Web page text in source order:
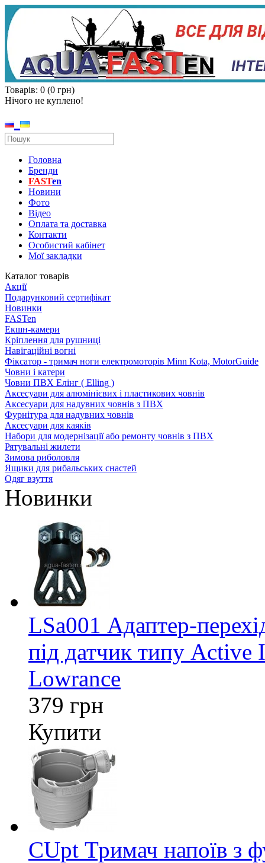
Товарів: 0 (0 грн)
Нічого не куплено!
Головна
Бренди
FASTen
Новини
Фото
Відео
Оплата та доставка
Контакти
Особистий кабінет
Мої закладки
Каталог товарів
Акції
Подарунковий сертифікат
Новинки
FASTen
Екшн-камери
Кріплення для рушниці
Навігаційні вогні
Фіксатор - тримач ноги електромоторів Minn Kota, MotorGuide
Човни і катери
Човни ПВХ Елінг ( Elling )
Аксесуари для алюмінієвих і пластикових човнів
Аксесуари для надувних човнів з ПВХ
Фурнітура для надувних човнів
Аксесуари для каяків
Набори для модернізації або ремонту човнів з ПВХ
Рятувальні жилети
Зимова риболовля
Ящики для рибальських снастей
Одяг взуття
Новинки
LSa001 Адаптер-
під датчик типу Active
Lowrance
379 грн
Купити
CUpt Тримач напоїв з